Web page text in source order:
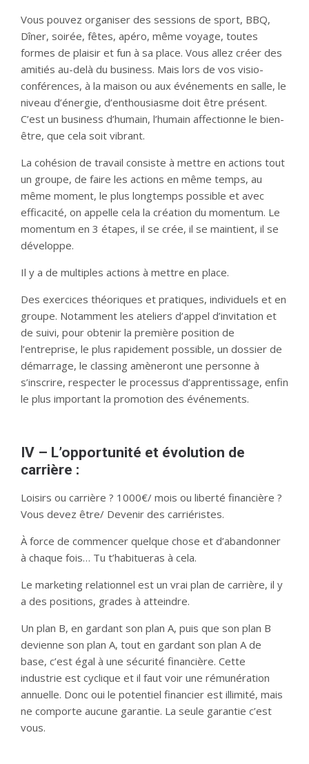
Vous pouvez organiser des sessions de sport, BBQ,
Dîner, soirée, fêtes, apéro, même voyage, toutes
formes de plaisir et fun à sa place. Vous allez créer des
amitiés au-delà du business. Mais lors de vos visio-
conférences, à la maison ou aux événements en salle, le
niveau d’énergie, d’enthousiasme doit être présent.
C’est un business d’humain, l’humain affectionne le bien-
être, que cela soit vibrant.
La cohésion de travail consiste à mettre en actions tout
un groupe, de faire les actions en même temps, au
même moment, le plus longtemps possible et avec
efficacité, on appelle cela la création du momentum. Le
momentum en 3 étapes, il se crée, il se maintient, il se
développe.
Il y a de multiples actions à mettre en place.
Des exercices théoriques et pratiques, individuels et en
groupe. Notamment les ateliers d’appel d’invitation et
de suivi, pour obtenir la première position de
l’entreprise, le plus rapidement possible, un dossier de
démarrage, le classing amèneront une personne à
s’inscrire, respecter le processus d’apprentissage, enfin
le plus important la promotion des événements.
IV – L’opportunité et évolution de
carrière :
Loisirs ou carrière ? 1000€/ mois ou liberté financière ?
Vous devez être/ Devenir des carriéristes.
À force de commencer quelque chose et d’abandonner
à chaque fois… Tu t’habitueras à cela.
Le marketing relationnel est un vrai plan de carrière, il y
a des positions, grades à atteindre.
Un plan B, en gardant son plan A, puis que son plan B
devienne son plan A, tout en gardant son plan A de
base, c’est égal à une sécurité financière. Cette
industrie est cyclique et il faut voir une rémunération
annuelle. Donc oui le potentiel financier est illimité, mais
ne comporte aucune garantie. La seule garantie c’est
vous.